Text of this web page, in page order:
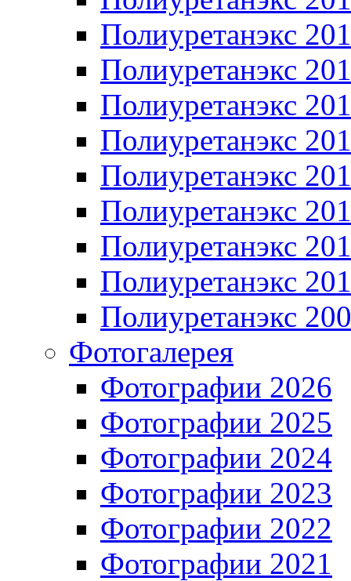
Полиуретанэкс
Полиуретанэкс
Полиуретанэкс
Полиуретанэкс
Полиуретанэкс
Полиуретанэкс
Полиуретанэкс
Полиуретанэкс
Полиуретанэкс
Фотогалерея
Фотографии 2026
Фотографии 2025
Фотографии 2024
Фотографии 2023
Фотографии 2022
Фотографии 2021